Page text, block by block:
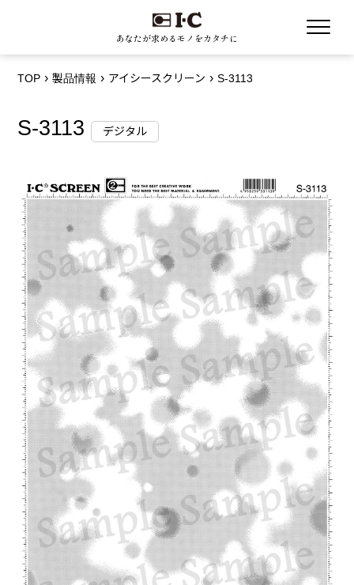
あなたが求めるモノをカタチに
TOP 製品情報 アイシースクリーン S-3113
S-3113 デジタル